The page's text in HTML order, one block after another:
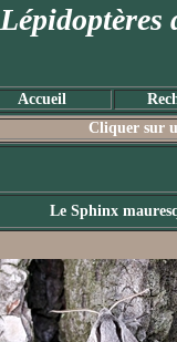
Lépidoptères
Accueil
Cliquer sur
Le Sphinx